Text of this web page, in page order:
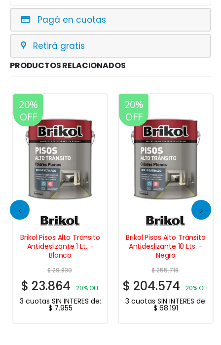
Pagá en cuotas
Retirá gratis
PRODUCTOS RELACIONADOS
20%
OFF
Brikol Pisos Alto Tránsito
Antideslizante 1 Lt. –
Blanco
$29.830
$ 23.864 20% OFF
3 cuotas SIN INTERES de:
$ 7.955
20%
OFF
Brikol Pisos Alto Tránsito
Antideslizante 10 Lts. –
Negro
$255.718
$ 204.574 20% OFF
3 cuotas SIN INTERES de:
$ 68.191